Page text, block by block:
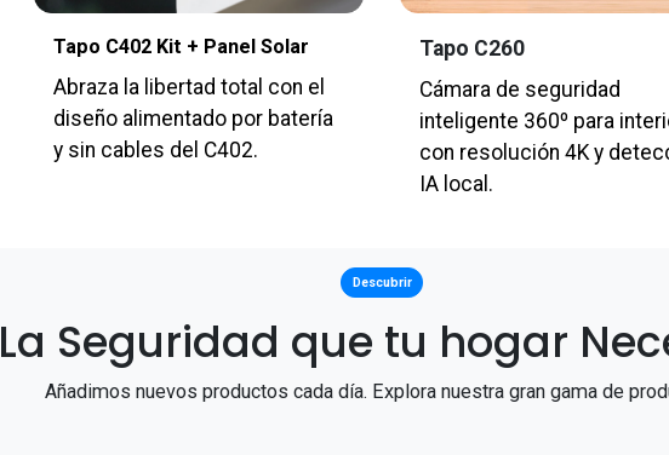
Tapo C402 Kit + Panel Solar
Abraza la libertad total con el
diseño alimentado por batería
y sin cables del C402.
Tapo C260
Cámara de seguridad
inteligente 360º para
con resolución 4K y
IA local.
Descubrir
La Seguridad que tu hogar
Añadimos nuevos productos cada día. Explora nuestra gran gama de